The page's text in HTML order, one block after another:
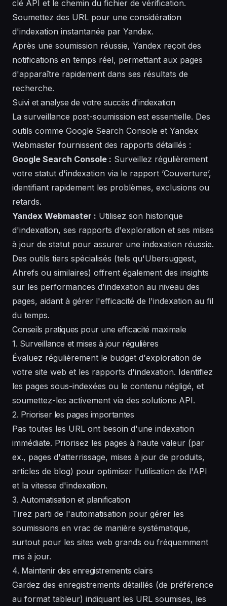
clé API et le chemin du fichier de vérification.
Soumettez des URL pour une considération
d'indexation instantanée par Yandex.
Après une soumission réussie, Yandex reçoit des
notifications en temps réel, permettant aux pages
d'apparaître rapidement dans ses résultats de
recherche.
Suivi et analyse de votre succès d'indexation
La surveillance post-soumission est essentielle. Des
outils comme Google Search Console et Yandex
Webmaster fournissent des rapports détaillés :
Google Search Console : Surveillez régulièrement
votre statut d'indexation via le rapport ‘Couverture’,
identifiant rapidement les problèmes, exclusions ou
retards.
Yandex Webmaster : Utilisez son historique
d'indexation, ses rapports d'exploration et ses mises
à jour de statut pour assurer une indexation réussie.
Des outils tiers spécialisés (tels qu'Ubersuggest,
Ahrefs ou similaires) offrent également des insights
sur les performances d'indexation au niveau des
pages, aidant à gérer l'efficacité de l'indexation au fil
du temps.
Conseils pratiques pour une efficacité maximale
1. Surveillance et mises à jour régulières
Évaluez régulièrement le budget d'exploration de
votre site web et les rapports d'indexation. Identifiez
les pages sous-indexées ou le contenu négligé, et
soumettez-les activement via des solutions API.
2. Prioriser les pages importantes
Pas toutes les URL ont besoin d'une indexation
immédiate. Priorisez les pages à haute valeur (par
ex., pages d'atterrissage, mises à jour de produits,
articles de blog) pour optimiser l'utilisation de l'API
et la vitesse d'indexation.
3. Automatisation et planification
Tirez parti de l'automatisation pour gérer les
soumissions en vrac de manière systématique,
surtout pour les sites web grands ou fréquemment
mis à jour.
4. Maintenir des enregistrements clairs
Gardez des enregistrements détaillés (de préférence
au format tableur) indiquant les URL soumises, les